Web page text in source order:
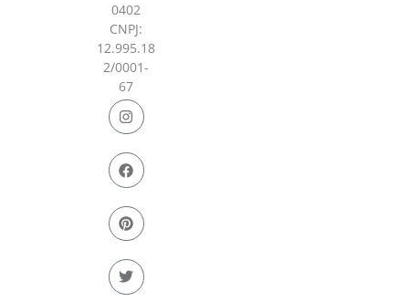
0402
CNPJ:
12.995.18
2/0001-
67